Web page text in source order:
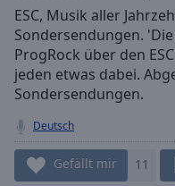
Stream
TypeLIVE
Seek to
live,
currently
behind
Remaining
Time-
ESC, Musik aller
Sondersendungen.
ProgRock über den
jeden etwas dabei.
Sondersendungen.
Deutsch
Gefällt mir 11